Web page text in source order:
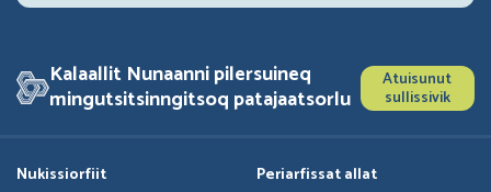
Kalaallit Nunaanni pilersuineq
mingutsitsinngitsoq patajaatsorlu
Atuisunut
sullissivik
Nukissiorfiit
Periarfissat allat